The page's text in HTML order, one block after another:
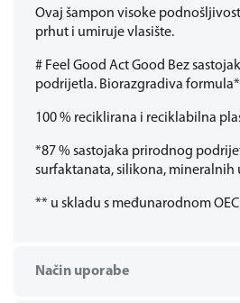
Ovaj šampon visoke
prhut i umiruje vlasište.
# Feel Good Act Good Bez
podrijetla. Biorazgradiva
100 % reciklirana i reciklabilna
*87 % sastojaka prirodnog
surfaktanata, silikona, mineralnih
** u skladu s međunarodnom
Način uporabe